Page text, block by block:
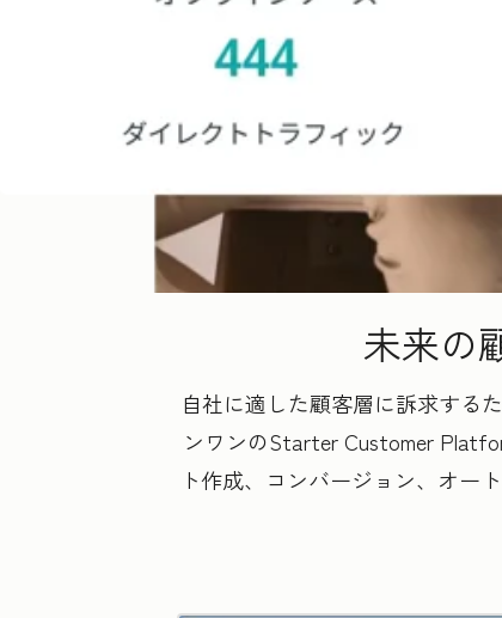
未来の
自社に適した顧客層に訴求する
ンワンのStarter Customer
ト作成、コンバージョン、オー